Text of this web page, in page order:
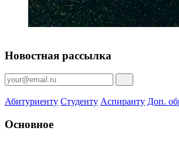
Новостная рассылка
Абитуриенту Студенту Аспиранту Доп.
Основное